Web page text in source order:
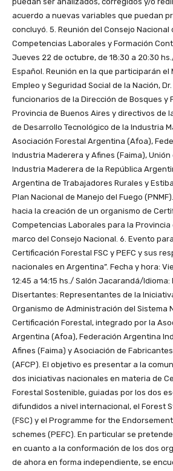
acuerdo a nuevas variables que puedan
concluyó. 5. Reunión del Consejo Nacional
Competencias Laborales y Formación
Jueves 22 de octubre, de 18:30 a 20:30
Español. Reunión en la que participarán el
Empleo y Seguridad Social de la Nación,
funcionarios de la Dirección de Bosques y
Provincia de Buenos Aires y directivos de
de Desarrollo Tecnológico de la Industria
Asociación Forestal Argentina (Afoa),
Industria Maderera y Afines (Faima),
Industria Maderera de la República
Argentina de Trabajadores Rurales y
Plan Nacional de Manejo del Fuego
hacia la creación de un organismo de
Competencias Laborales para la Provincia
marco del Consejo Nacional. 6. Evento
Certificación Forestal FSC y PEFC y sus
nacionales en Argentina”. Fecha y hora:
12:45 a 14:15 hs./ Salón Jacarandá/Idioma:
Disertantes: Representantes de la
Organismo de Administración del Sistema
Certificación Forestal, integrado por la
Argentina (Afoa), Federación Argentina
Afines (Faima) y Asociación de
(AFCP). El objetivo es presentar a la
dos iniciativas nacionales en materia de
Forestal Sostenible, guiadas por los dos
difundidos a nivel internacional, el Forest
(FSC) y el Programme for the
schemes (PEFC). En particular se
en cuanto a la conformación de los dos
de ahora en forma independiente, se